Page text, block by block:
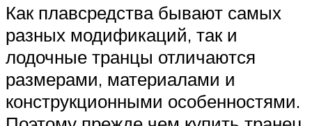
Как плавсредства бывают самых
разных модификаций, так и
лодочные транцы отличаются
размерами, материалами и
конструкционными особенностями.